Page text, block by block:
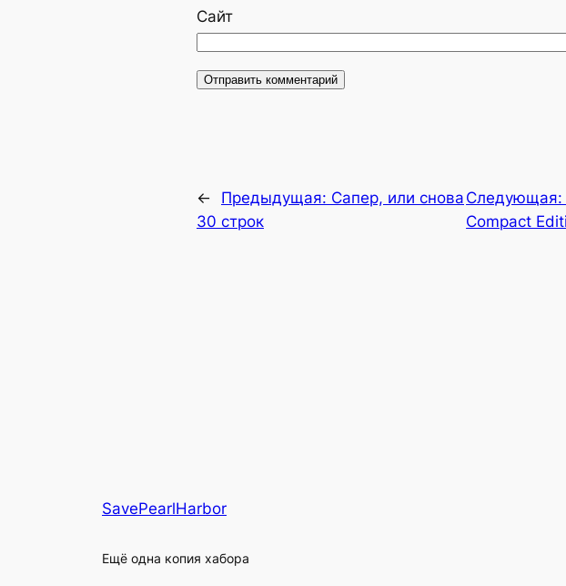
Сайт
← Предыдущая: Сапер, или снова
30 строк
Compact
SavePearlHarbor
Ещё одна копия хабора